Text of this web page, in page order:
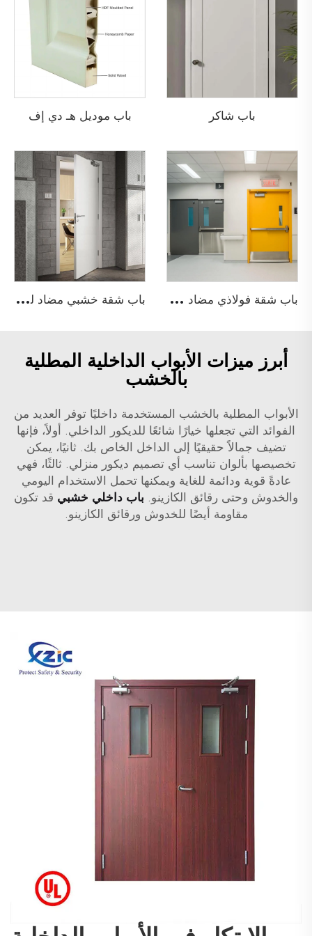
باب شاكر باب موديل هـ دي إف
ب
اب شقة فولاذي مضاد للحريق ب
اب شقة خشبي مضاد للحريق
أبرز ميزات الأبواب الداخلية المطلية
بالخشب
الأبواب المطلية بالخشب المستخدمة داخليًا توفر العديد من
الفوائد التي تجعلها خيارًا شائعًا للديكور الداخلي. أولاً، فإنها
تضيف جمالاً حقيقيًا إلى الداخل الخاص بك. ثانيًا، يمكن
تخصيصها بألوان تناسب أي تصميم ديكور منزلي. ثالثًا، فهي
عادةً قوية ودائمة للغاية ويمكنها تحمل الاستخدام اليومي
والخدوش وحتى رقائق الكازينو. باب داخلي خشبي قد تكون
مقاومة أيضًا للخدوش ورقائق الكازينو.